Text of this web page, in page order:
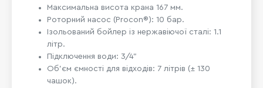
Максимальна висота крана 167 мм.
Роторний насос (Procon®): 10 бар.
Ізольований бойлер із нержавіючої сталі: 1.1
літр.
Підключення води: 3/4"
Об'єм ємності для відходів: 7 літрів (± 130
чашок).